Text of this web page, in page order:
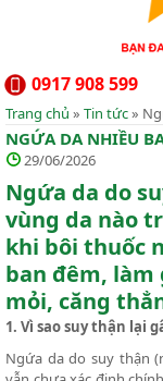
0917 908 599
Trang chủ » Tin tức»
NGỨA DA NHIỀU
29/06/2026
Ngứa da do
vùng da nào
khi bôi thuốc
ban đêm, làm
mỏi, căng
1. Vì sao suy thận lại
Ngứa da do suy thận